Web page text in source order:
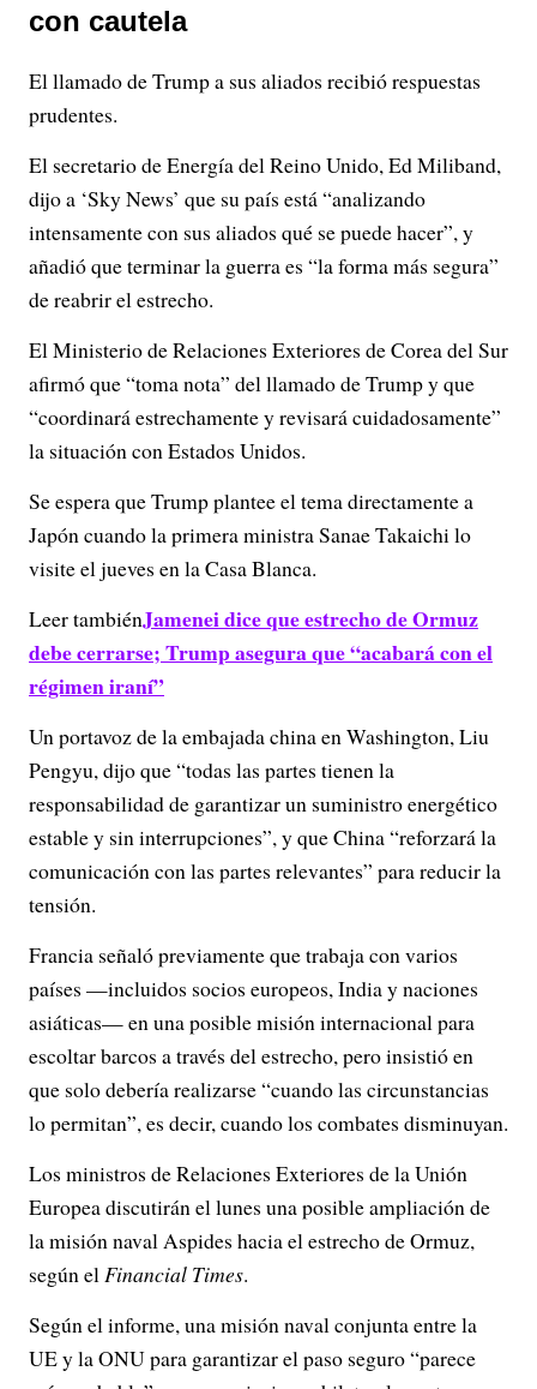
con cautela
El llamado de Trump a sus aliados recibió respuestas
prudentes.
El secretario de Energía del Reino Unido, Ed Miliband,
dijo a ‘Sky News’ que su país está “analizando
intensamente con sus aliados qué se puede hacer”, y
añadió que terminar la guerra es “la forma más segura”
de reabrir el estrecho.
El Ministerio de Relaciones Exteriores de Corea del Sur
afirmó que “toma nota” del llamado de Trump y que
“coordinará estrechamente y revisará cuidadosamente”
la situación con Estados Unidos.
Se espera que Trump plantee el tema directamente a
Japón cuando la primera ministra Sanae Takaichi lo
visite el jueves en la Casa Blanca.
Leer tambiénJamenei dice que estrecho de Ormuz
debe cerrarse; Trump asegura que “acabará con el
régimen iraní”
Un portavoz de la embajada china en Washington, Liu
Pengyu, dijo que “todas las partes tienen la
responsabilidad de garantizar un suministro energético
estable y sin interrupciones”, y que China “reforzará la
comunicación con las partes relevantes” para reducir la
tensión.
Francia señaló previamente que trabaja con varios
países —incluidos socios europeos, India y naciones
asiáticas— en una posible misión internacional para
escoltar barcos a través del estrecho, pero insistió en
que solo debería realizarse “cuando las circunstancias
lo permitan”, es decir, cuando los combates disminuyan.
Los ministros de Relaciones Exteriores de la Unión
Europea discutirán el lunes una posible ampliación de
la misión naval Aspides hacia el estrecho de Ormuz,
según elFinancial Times.
Según el informe, una misión naval conjunta entre la
UE y la ONU para garantizar el paso seguro “parece